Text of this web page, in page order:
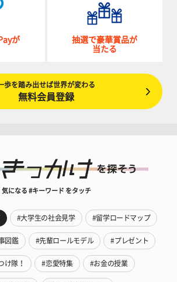
が
抽選で豪華賞品が
当たる
歩を踏み出せば世界が変わる
無料会員登録
気になる #キーワード をタッチ
#大学生の社会見学 #留学ロードマップ
図鑑 #先輩ロールモデル #プレゼント
け隊！ #恋愛特集 #お金の授業